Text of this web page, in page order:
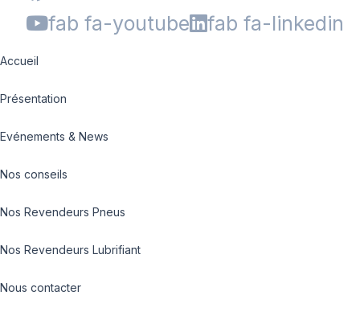
fab fa-youtube
fab fa-linkedin
Accueil
Présentation
Evénements & News
Nos conseils
Nos Revendeurs Pneus
Nos Revendeurs Lubrifiant
Nous contacter